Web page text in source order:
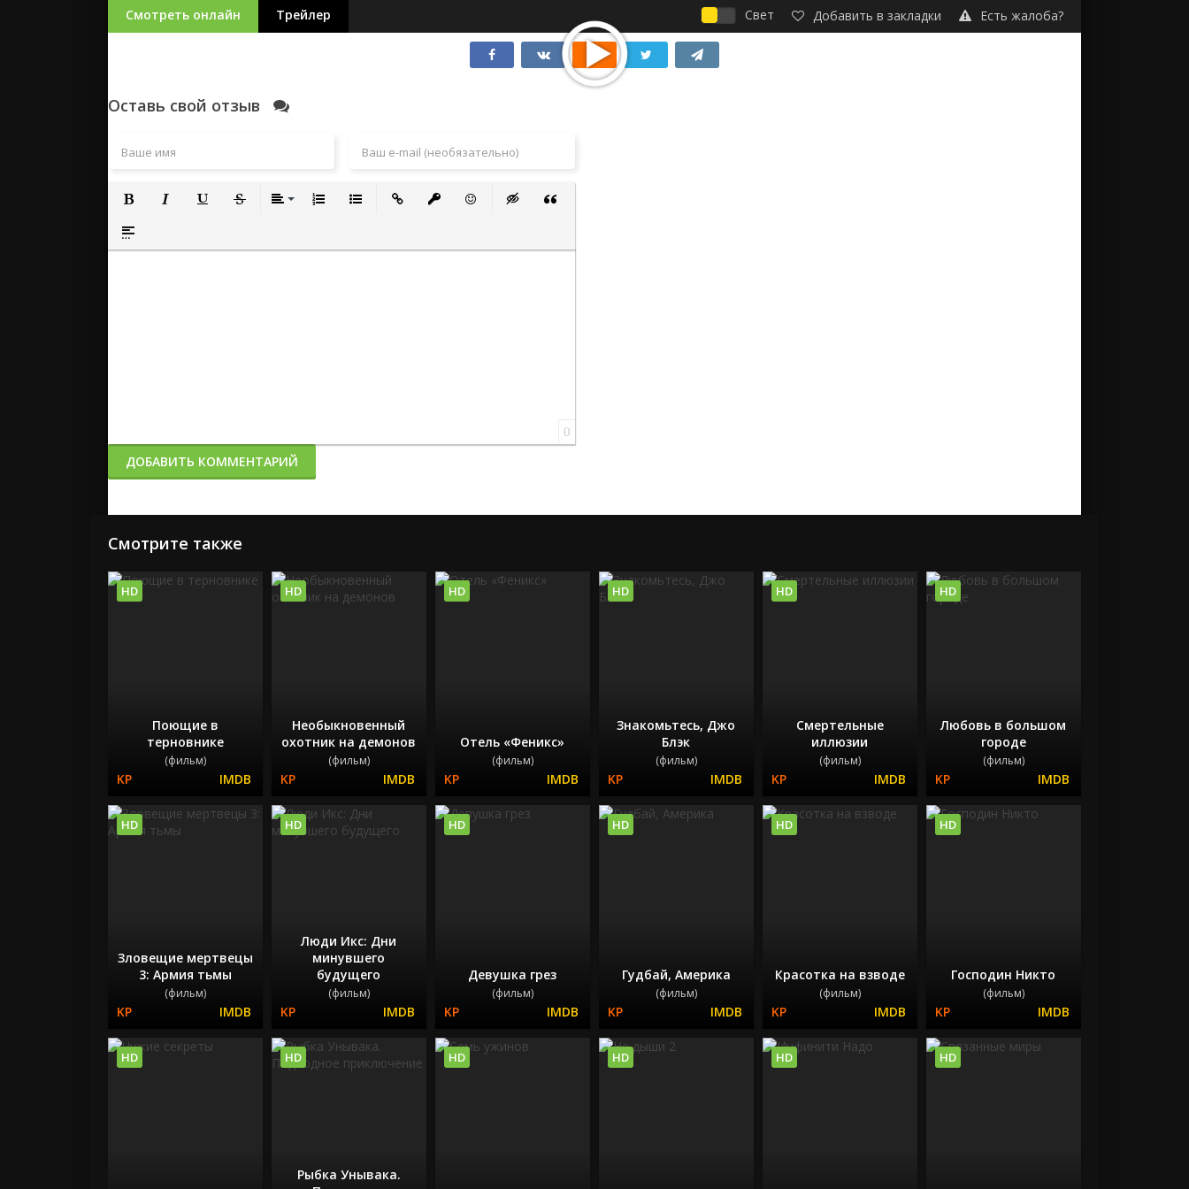
Смотреть онлайн Трейлер Свет Добавить в закладки Есть жалоба?
Оставь свой отзыв
Полужирный
Вставка спойлера
0
ДОБАВИТЬ КОММЕНТАРИЙ
Смотрите также
Поющие в
терновнике
(фильм)
HD
Необыкновенный
охотник на демонов
(фильм)
HD
Отель «Феникс»
(фильм)
HD
Знакомьтесь, Джо
Блэк
(фильм)
HD
Смертельные
иллюзии
(фильм)
HD
Любовь в большом
городе
(фильм)
HD
Зловещие мертвецы
3: Армия тьмы
(фильм)
HD
Люди Икс: Дни
минувшего
будущего
(фильм)
HD
Девушка грез
(фильм)
HD
Гудбай, Америка
(фильм)
HD
Красотка на взводе
(фильм)
HD
Господин Никто
(фильм)
HD
HD
Рыбка Унывака.
HD HD HD HD HD